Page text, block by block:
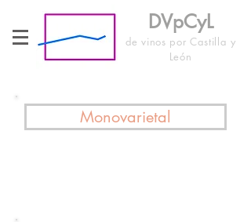
DVpCyL
de vinos por Castilla y
León
Monovarietal